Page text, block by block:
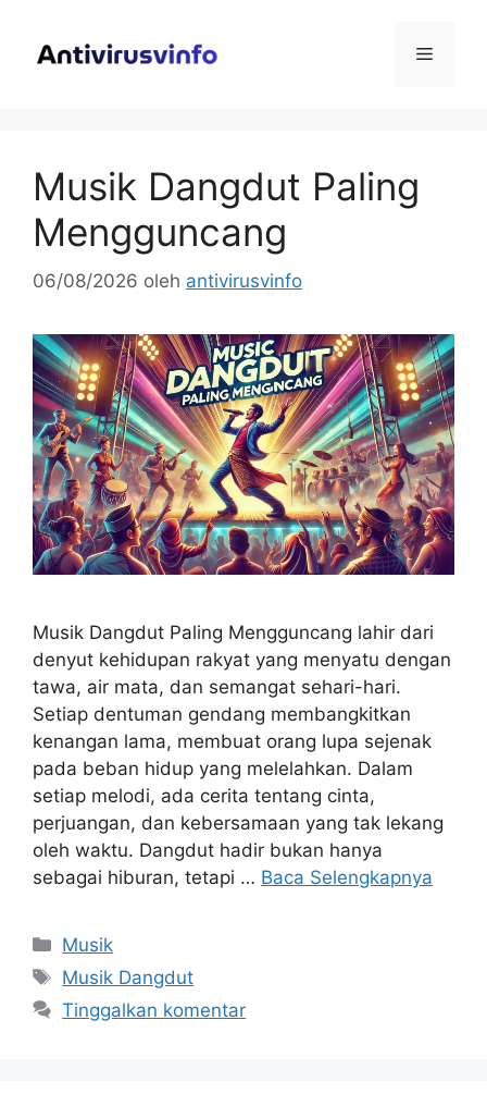
Menu
Musik Dangdut Paling
Mengguncang
06/08/2026 oleh antivirusvinfo
Musik Dangdut Paling Mengguncang lahir dari
denyut kehidupan rakyat yang menyatu dengan
tawa, air mata, dan semangat sehari-hari.
Setiap dentuman gendang membangkitkan
kenangan lama, membuat orang lupa sejenak
pada beban hidup yang melelahkan. Dalam
setiap melodi, ada cerita tentang cinta,
perjuangan, dan kebersamaan yang tak lekang
oleh waktu. Dangdut hadir bukan hanya
sebagai hiburan, tetapi … Baca Selengkapnya
Kategori
Musik
Tag
Musik Dangdut
Tinggalkan komentar